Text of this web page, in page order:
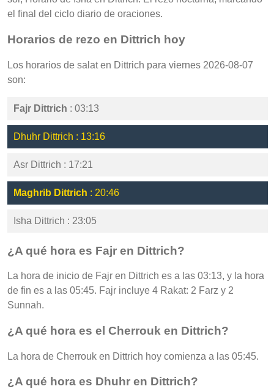
el final del ciclo diario de oraciones.
Horarios de rezo en Dittrich hoy
Los horarios de salat en Dittrich para viernes 2026-08-07
son:
Fajr Dittrich : 03:13
Dhuhr Dittrich : 13:16
Asr Dittrich : 17:21
Maghrib Dittrich : 20:46
Isha Dittrich : 23:05
¿A qué hora es Fajr en Dittrich?
La hora de inicio de Fajr en Dittrich es a las 03:13, y la hora
de fin es a las 05:45. Fajr incluye 4 Rakat: 2 Farz y 2
Sunnah.
¿A qué hora es el Cherrouk en Dittrich?
La hora de Cherrouk en Dittrich hoy comienza a las 05:45.
¿A qué hora es Dhuhr en Dittrich?